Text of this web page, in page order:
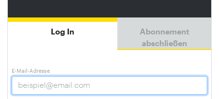
Log In
Abonnement
abschließen
E-Mail-Adresse